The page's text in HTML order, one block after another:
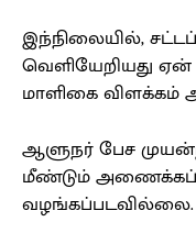
இந்நிலையில்,
வெளியேறியது
மாளிகை விளக்கம்
ஆளுநர் பேச
மீண்டும்
வழங்கப்படவில்லை.